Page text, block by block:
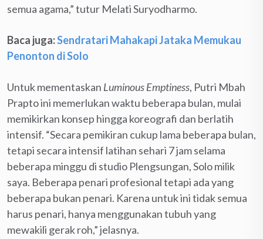
semua agama,” tutur Melati Suryodharmo.
Baca juga:Sendratari Mahakapi Jataka Memukau
Penonton di Solo
Untuk mementaskan Luminous Emptiness, Putri Mbah
Prapto ini memerlukan waktu beberapa bulan, mulai
memikirkan konsep hingga koreografi dan berlatih
intensif. “Secara pemikiran cukup lama beberapa bulan,
tetapi secara intensif latihan sehari 7 jam selama
beberapa minggu di studio Plengsungan, Solo milik
saya. Beberapa penari profesional tetapi ada yang
beberapa bukan penari. Karena untuk ini tidak semua
harus penari, hanya menggunakan tubuh yang
mewakili gerak roh,” jelasnya.